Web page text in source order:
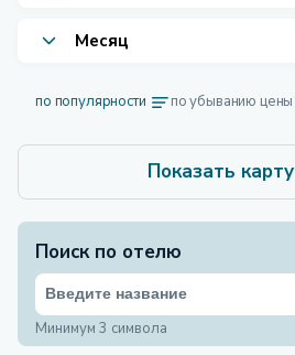
Месяц
по популярности по убыванию цены
Показать карту
Поиск по отелю
Минимум 3 символа